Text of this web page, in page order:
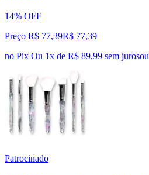
14% OFF
Preço R$ 77,39R$ 77,39
no Pix Ou 1x de R$ 89,99 sem jurosou
Patrocinado